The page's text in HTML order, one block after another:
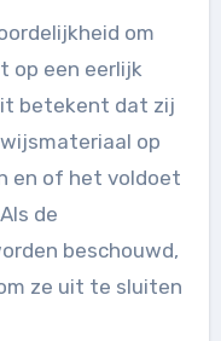
om
op een eerlijk
betekent dat zij
op
en of het voldoet
de
beschouwd,
ze uit te sluiten